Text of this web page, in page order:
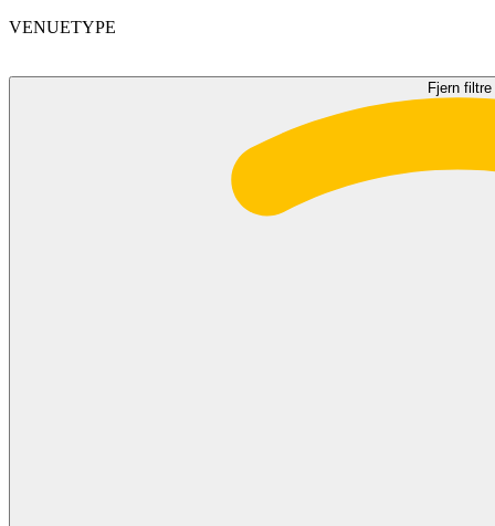
VENUETYPE
Fjern filtre